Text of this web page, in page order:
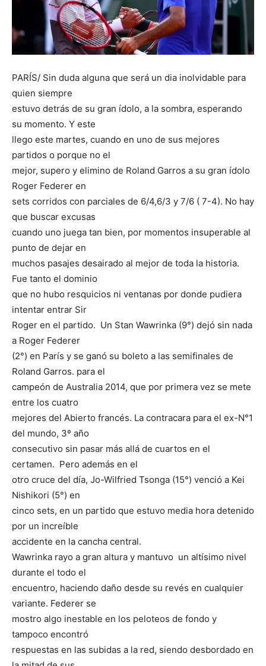
PARÍS/ Sin duda alguna que será un dia inolvidable para
quien siempre
estuvo detrás de su gran ídolo, a la sombra, esperando
su momento. Y este
llego este martes, cuando en uno de sus mejores
partidos o porque no el
mejor, supero y elimino de Roland Garros a su gran ídolo
Roger Federer en
sets corridos con parciales de 6/4,6/3 y 7/6 ( 7-4). No hay
que buscar excusas
cuando uno juega tan bien, por momentos insuperable al
punto de dejar en
muchos pasajes desairado al mejor de toda la historia.
Fue tanto el dominio
que no hubo resquicios ni ventanas por donde pudiera
intentar entrar Sir
Roger en el partido. Un Stan Wawrinka (9°) dejó sin nada
a Roger Federer
(2°) en París y se ganó su boleto a las semifinales de
Roland Garros. para el
campeón de Australia 2014, que por primera vez se mete
entre los cuatro
mejores del Abierto francés. La contracara para el ex-N°1
del mundo, 3º año
consecutivo sin pasar más allá de cuartos en el
certamen. Pero además en el
otro cruce del día, Jo-Wilfried Tsonga (15°) venció a Kei
Nishikori (5°) en
cinco sets, en un partido que estuvo media hora detenido
por un increíble
accidente en la cancha central.
Wawrinka rayo a gran altura y mantuvo un altísimo nivel
durante el todo el
encuentro, haciendo daño desde su revés en cualquier
variante. Federer se
mostro algo inestable en los peloteos de fondo y
tampoco encontró
respuestas en las subidas a la red, siendo desbordado en